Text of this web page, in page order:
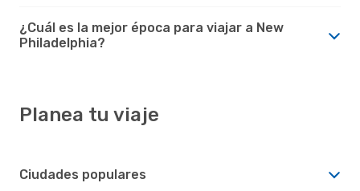
¿Cuál es la mejor época para viajar a New
Philadelphia?
Planea tu viaje
Ciudades populares